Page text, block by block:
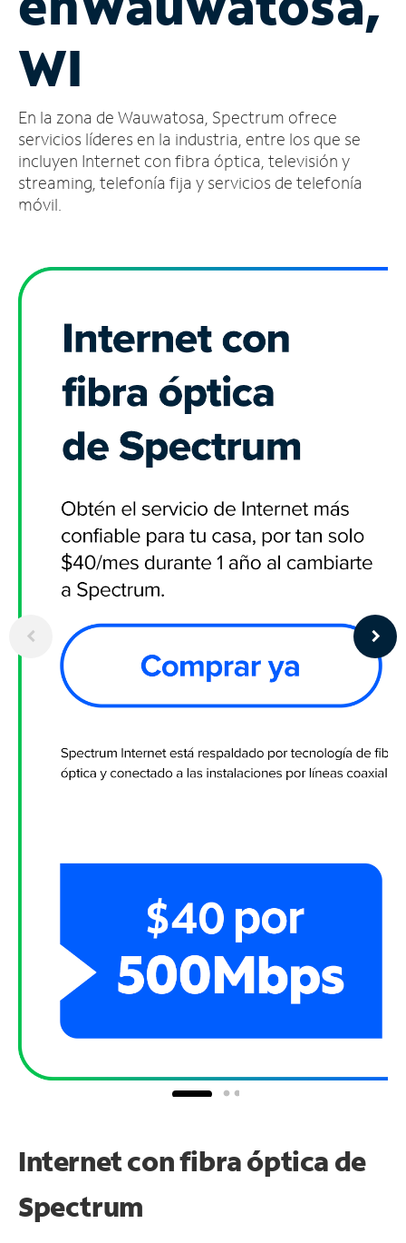
cuenta
Encuentra
tienda
WI
En la zona de Wauwatosa, Spectrum ofrece
servicios líderes en la industria, entre los que se
incluyen Internet con fibra óptica, televisión y
streaming, telefonía fija y servicios de telefonía
móvil.
Internet con fibra óptica de
Spectrum